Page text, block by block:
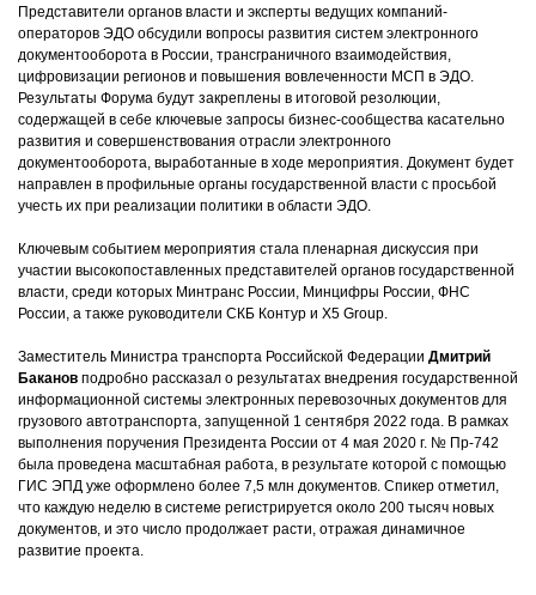
Представители органов власти и эксперты ведущих компаний-
операторов ЭДО обсудили вопросы развития систем электронного
документооборота в России, трансграничного взаимодействия,
цифровизации регионов и повышения вовлеченности МСП в ЭДО.
Результаты Форума будут закреплены в итоговой резолюции,
содержащей в себе ключевые запросы бизнес-сообщества касательно
развития и совершенствования отрасли электронного
документооборота, выработанные в ходе мероприятия. Документ будет
направлен в профильные органы государственной власти с просьбой
учесть их при реализации политики в области ЭДО.
Ключевым событием мероприятия стала пленарная дискуссия при
участии высокопоставленных представителей органов государственной
власти, среди которых Минтранс России, Минцифры России, ФНС
России, а также руководители СКБ Контур и X5 Group.
Заместитель Министра транспорта Российской Федерации Дмитрий
Баканов подробно рассказал о результатах внедрения государственной
информационной системы электронных перевозочных документов для
грузового автотранспорта, запущенной 1 сентября 2022 года. В рамках
выполнения поручения Президента России от 4 мая 2020 г. № Пр-742
была проведена масштабная работа, в результате которой с помощью
ГИС ЭПД уже оформлено более 7,5 млн документов. Спикер отметил,
что каждую неделю в системе регистрируется около 200 тысяч новых
документов, и это число продолжает расти, отражая динамичное
развитие проекта.